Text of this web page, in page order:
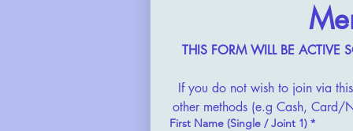
THIS FORM WILL BE
If you do not wish to join via
other methods (e.g Cash, Card/
First Name (Single / Joint 1) *